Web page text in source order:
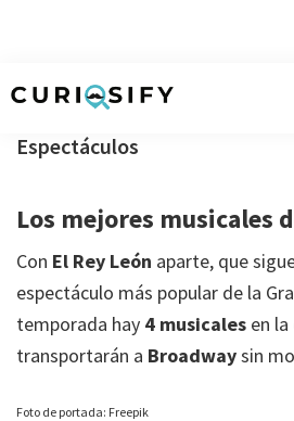
contenido
primaria
pie
singulares
raudales
Espectáculos
Los mejores musicales
Con El Rey León aparte, que
espectáculo más popular de la
temporada hay 4 musicales en
transportarán a Broadwaysin
Foto de portada: Freepik